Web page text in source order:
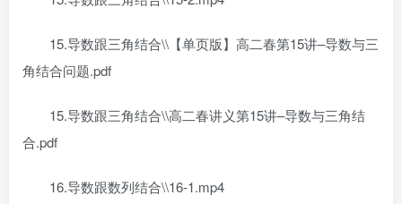
15.导数跟三角结合\\【单页版】高二春第15讲–导数与三
角结合问题.pdf
15.导数跟三角结合\\高二春讲义第15讲–导数与三角结
合.pdf
16.导数跟数列结合\\16-1.mp4